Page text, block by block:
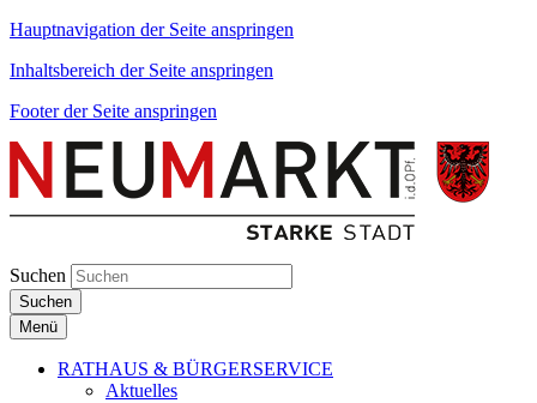
Hauptnavigation der Seite anspringen
Inhaltsbereich der Seite anspringen
Footer der Seite anspringen
Suchen
Suchen
Menü
RATHAUS & BÜRGERSERVICE
Aktuelles